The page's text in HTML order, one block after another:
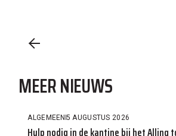
MEER NIEUWS
ALGEMEEN5 AUGUSTUS 2026
Hulp nodig in de kantine bij het Allinq